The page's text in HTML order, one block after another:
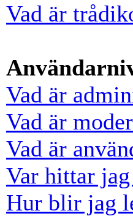
Vad är
Vad är
Vad är
Vad är
Var hittar
Hur blir jag